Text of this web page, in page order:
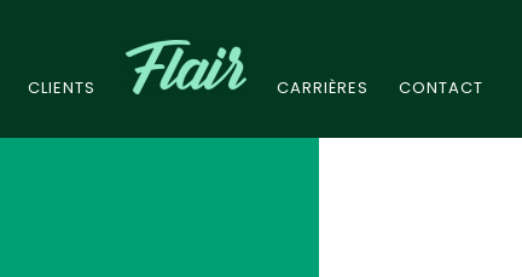
CLIENTS CARRIÈRES CONTACT